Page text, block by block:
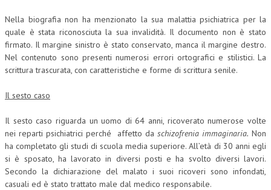
Nella biografia non ha menzionato la sua malattia psichiatrica per la
quale è stata riconosciuta la sua invalidità. Il documento non è stato
firmato. Il margine sinistro è stato conservato, manca il margine destro.
Nel contenuto sono presenti numerosi errori ortografici e stilistici. La
scrittura trascurata, con caratteristiche e forme di scrittura senile.
Il sesto caso
Il sesto caso riguarda un uomo di 64 anni, ricoverato numerose volte
nei reparti psichiatrici perché affetto da schizofrenia immaginaria. Non
ha completato gli studi di scuola media superiore. All’età di 30 anni egli
si è sposato, ha lavorato in diversi posti e ha svolto diversi lavori.
Secondo la dichiarazione del malato i suoi ricoveri sono infondati,
casuali ed è stato trattato male dal medico responsabile.